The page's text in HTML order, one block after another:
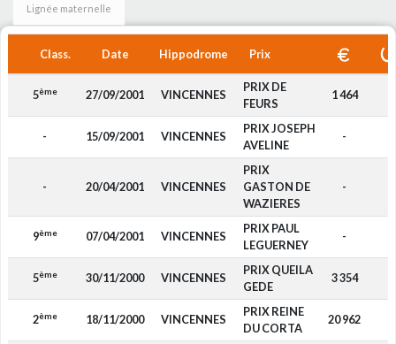
Lignée maternelle
Class. Date Hippodrome Prix
5ème 27/09/2001 VINCENNES
PRIX DE
FEURS
1 464
- 15/09/2001 VINCENNES
PRIX JOSEPH
AVELINE
-
- 20/04/2001 VINCENNES
PRIX
GASTON DE
WAZIERES
-
9ème 07/04/2001 VINCENNES
PRIX PAUL
LEGUERNEY
-
5ème 30/11/2000 VINCENNES
PRIX QUEILA
GEDE
3 354
2ème 18/11/2000 VINCENNES
PRIX REINE
DU CORTA
20 962